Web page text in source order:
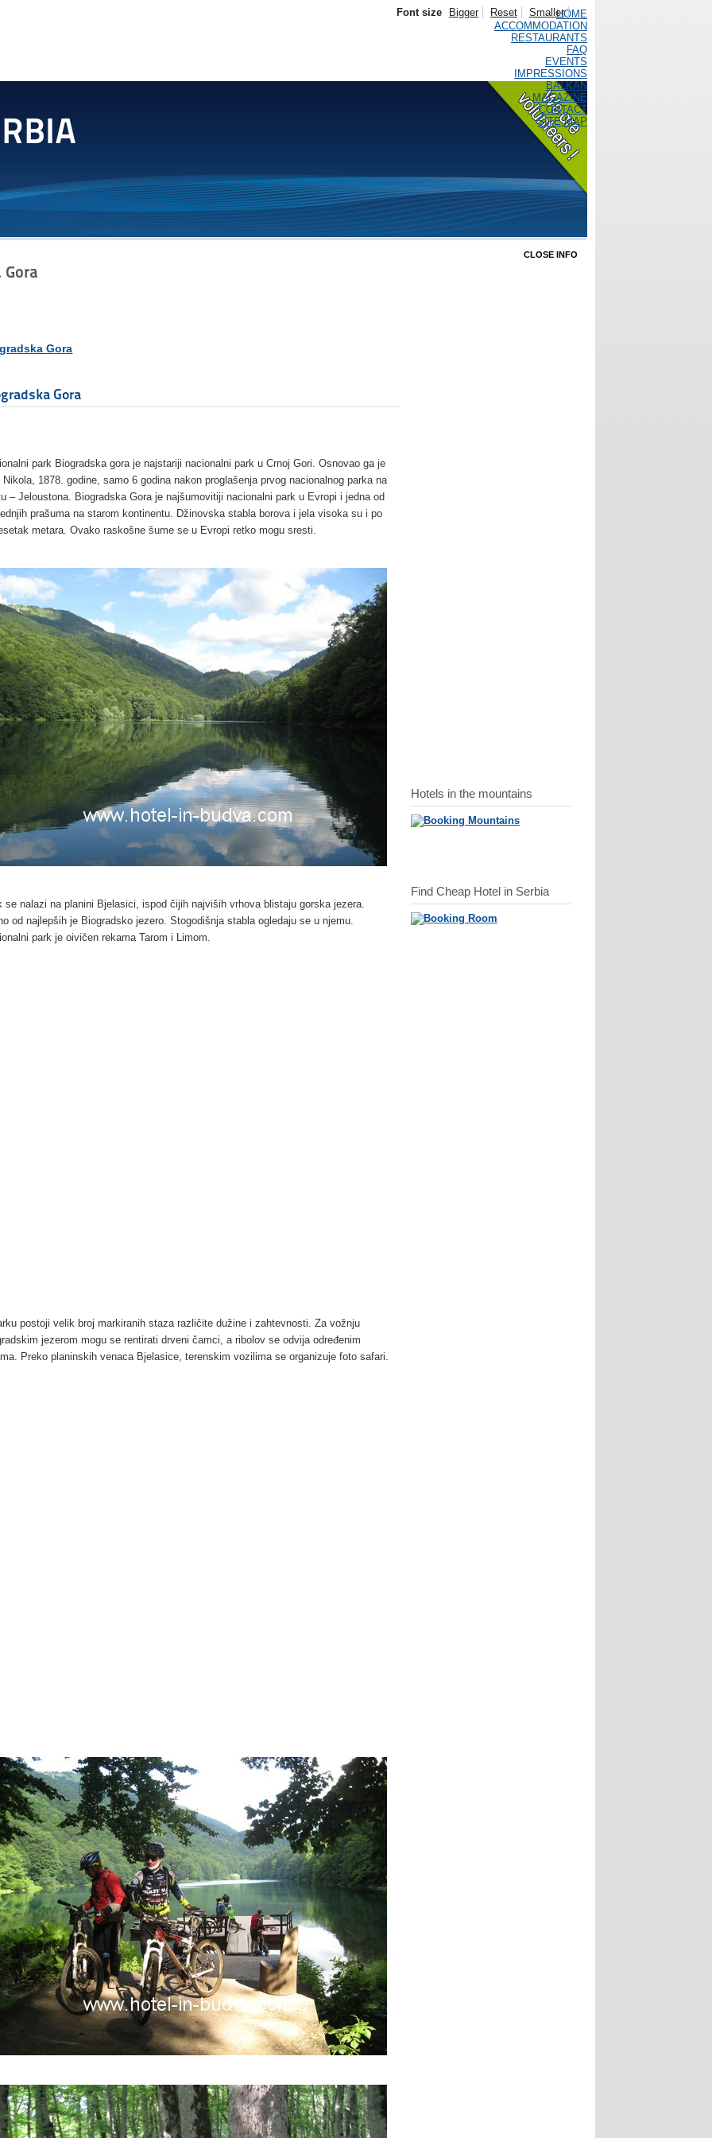
HOME
ACCOMMODATION
RESTAURANTS
FAQ
EVENTS
IMPRESSIONS
BALKAN
MAGAZINE
CONTACT
SITE MAP
Font size Bigger Reset Smaller
Gora
Gora
Gora
park Biogradska gora je najstariji nacionalni park u Crnoj Gori. Osnovao ga je
Nikola, 1878. godine, samo 6 godina nakon proglašenja prvog nacionalnog parka na
– Jeloustona. Biogradska Gora je najšumovitiji nacionalni park u Evropi i jedna od
prašuma na starom kontinentu. Džinovska stabla borova i jela visoka su i po
metara. Ovako raskošne šume se u Evropi retko mogu sresti.
se nalazi na planini Bjelasici, ispod čijih najviših vrhova blistaju gorska jezera.
od najlepših je Biogradsko jezero. Stogodišnja stabla ogledaju se u njemu.
park je oivičen rekama Tarom i Limom.
postoji velik broj markiranih staza različite dužine i zahtevnosti. Za vožnju
jezerom mogu se rentirati drveni čamci, a ribolov se odvija određenim
Preko planinskih venaca Bjelasice, terenskim vozilima se organizuje foto safari.
CLOSE INFO
Hotels in the mountains
Find Cheap Hotel in Serbia